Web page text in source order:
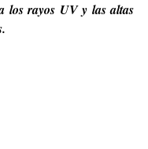
los rayos UV y las altas